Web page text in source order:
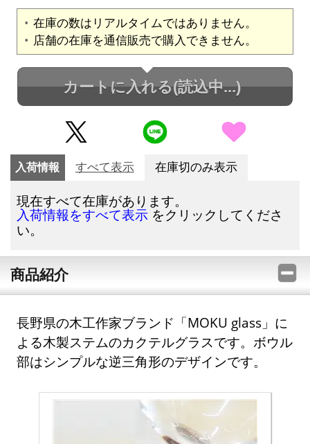
在庫の数はリアルタイムではありません。
店舗の在庫を通信販売で購入できません。
カートに入れる(読込中...)
入荷情報 すべて表示 在庫切のみ表示
現在すべて在庫があります。
入荷情報をすべて表示 をクリックしてくださ
い。
商品紹介
長野県の木工作家ブランド「MOKU glass」に
よる木製ステムのカクテルグラスです。ボウル
部はシンプルな逆三角形のデザインです。